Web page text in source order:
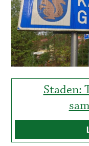
KULTTUURI
HISTORIA
YLEINEN
MAINOSTAJILLE
Staden: